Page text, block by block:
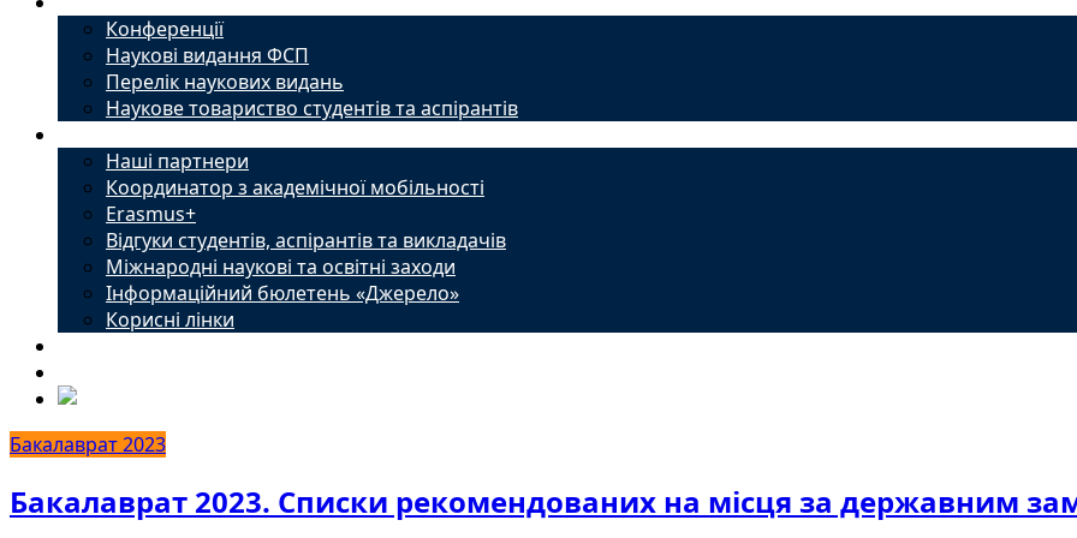
Конференції
Наукові видання ФСП
Перелік наукових видань
Наукове товариство студентів та аспірантів
Наші партнери
Координатор з академічної мобільності
Erasmus+
Відгуки студентів, аспірантів та викладачів
Міжнародні наукові та освітні заходи
Інформаційний бюлетень «Джерело»
Корисні лінки
Бакалаврат 2023
Бакалаврат 2023. Списки рекомендованих на місця за державним